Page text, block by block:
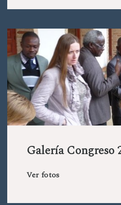
Galería Congreso
Ver fotos